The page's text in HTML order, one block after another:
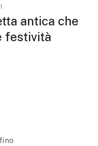
antica che
festività